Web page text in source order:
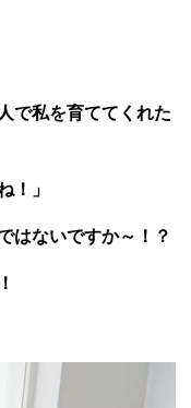
で私を育ててくれた
！」
はないですか～！？